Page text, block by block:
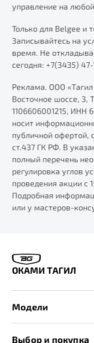
от 1 699 990 ₽*
Обзор В наличии
X70
Универсальный
от 2 499 990 ₽*
автомобиля Belgee
Подробно
Автомобили в
Тест-драйв
Автокредит
Будьте еще более
"Помощь на дорогах"
Преимущества
Запись на сервис
Калькулятор ТО
Клиентская
управление на
Только для Belgee и
Записывайтесь на
время. Не
сегодня: +7(3435)
Реклама. ООО
Восточное шоссе, 3,
1106606001215, ИНН
носит
публичной
ст.437 ГК РФ. В
полный перечень
регулировка углов
проведения акции с
Подробная
или у мастеров-
ОКАМИ ТАГИЛ
Модели
Выбор и покупка